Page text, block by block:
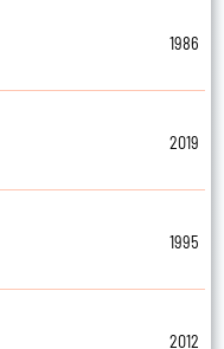
1986
2019
1995
2012